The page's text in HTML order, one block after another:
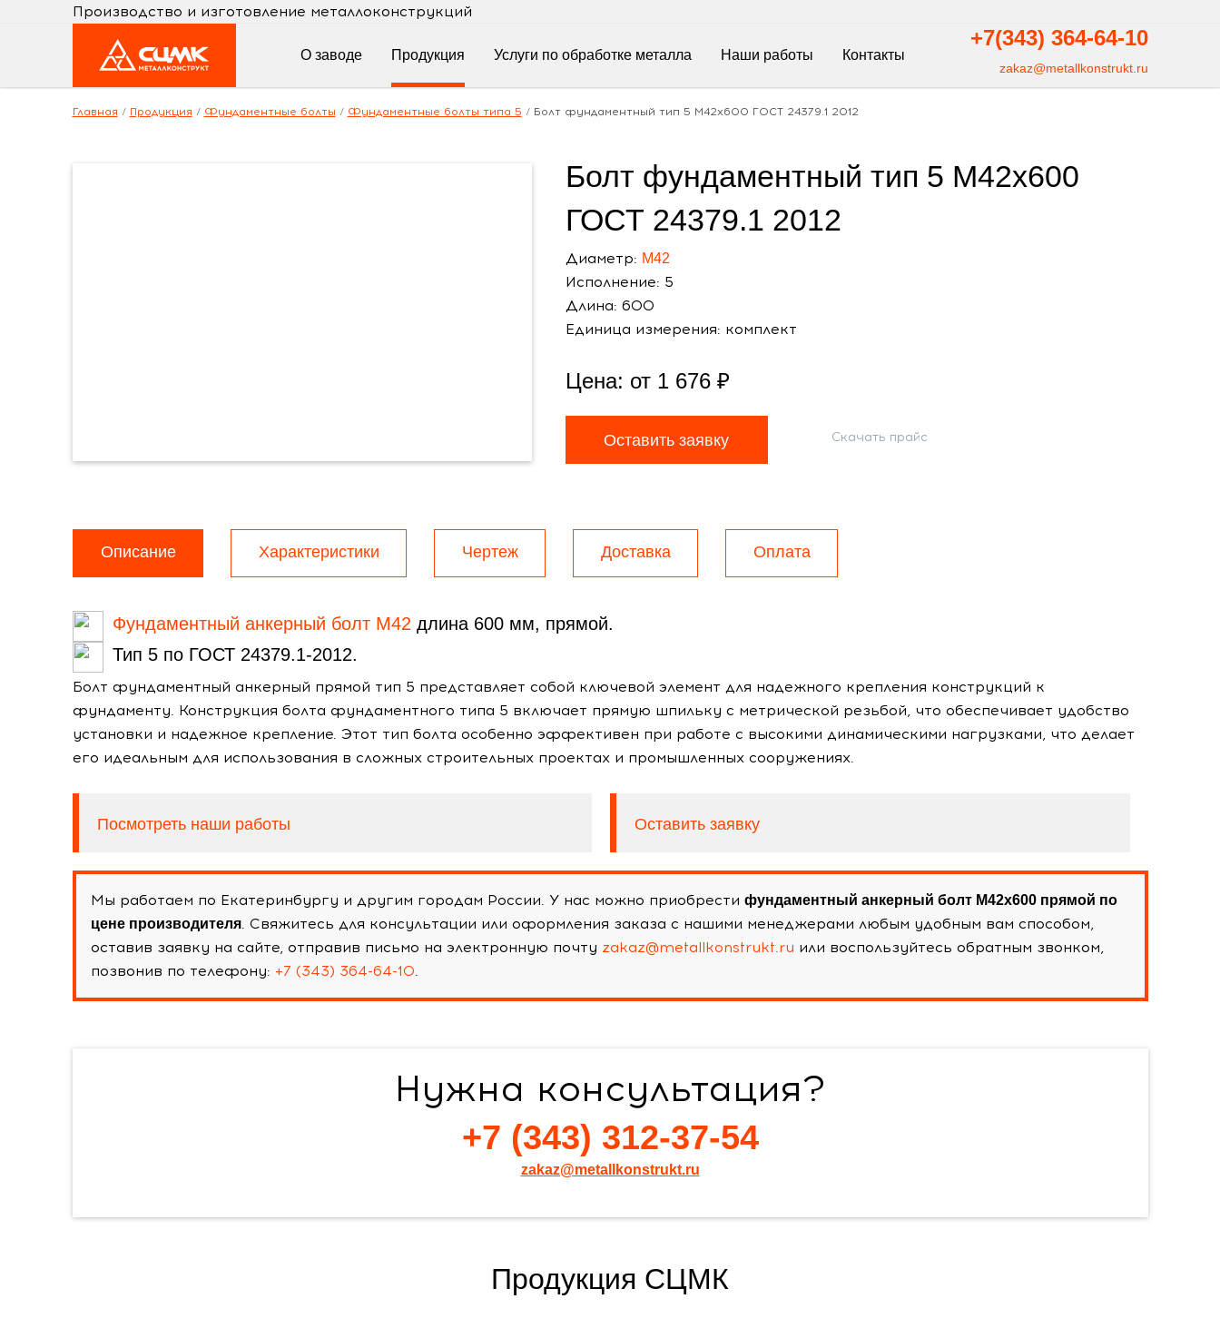
Производство и изготовление металлоконструкций
О заводе Продукция Услуги по обработке металла Наши работы Контакты
+7(343) 364-64-10
zakaz@metallkonstrukt.ru
Главная / Продукция / Фундаментные болты / Фундаментные болты типа 5 / Болт фундаментный тип 5 М42х600 ГОСТ 24379.1 2012
Болт фундаментный тип 5 М42х600
ГОСТ 24379.1 2012
Диаметр: М42
Исполнение: 5
Длина: 600
Единица измерения: комплект
Цена: от 1 676₽
Оставить заявку Скачать прайс
Описание Характеристики Чертеж Доставка Оплата
Фундаментный анкерный болт М42 длина 600 мм, прямой.
Тип 5 по ГОСТ 24379.1-2012.
Болт фундаментный анкерный прямой тип 5 представляет собой ключевой элемент для надежного крепления конструкций к
фундаменту. Конструкция болта фундаментного типа 5 включает прямую шпильку с метрической резьбой, что обеспечивает удобство
установки и надежное крепление. Этот тип болта особенно эффективен при работе с высокими динамическими нагрузками, что делает
его идеальным для использования в сложных строительных проектах и промышленных сооружениях.
Посмотреть наши работы Оставить заявку
Мы работаем по Екатеринбургу и другим городам России. У нас можно приобрести фундаментный анкерный болт М42х600 прямой по
цене производителя. Свяжитесь для консультации или оформления заказа с нашими менеджерами любым удобным вам способом,
оставив заявку на сайте, отправив письмо на электронную почту zakaz@metallkonstrukt.ru или воспользуйтесь обратным звонком,
позвонив по телефону: +7 (343) 364-64-10.
Нужна консультация?
+7 (343) 312-37-54
zakaz@metallkonstrukt.ru
Продукция СЦМК